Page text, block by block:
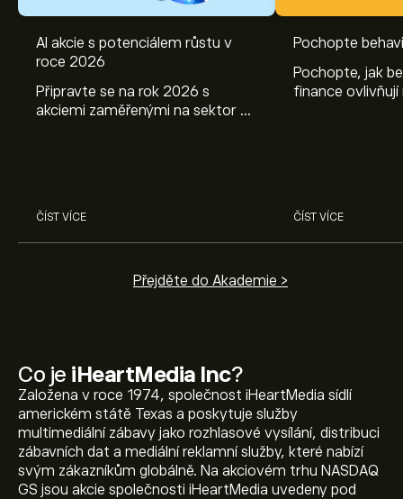
Co je iHeartMedia Inc?
Založena v roce 1974, společnost iHeartMedia sídlí
americkém státě Texas a poskytuje služby
multimediální zábavy jako rozhlasové vysílání, distribuci
zábavních dat a mediální reklamní služby, které nabízí
svým zákazníkům globálně. Na akciovém trhu NASDAQ
GS jsou akcie společnosti iHeartMedia uvedeny pod
AI akcie s potenciálem růstu v
roce 2026
Připravte se na rok 2026 s
akciemi zaměřenými na sektor AI.
ČÍST VÍCE
Pochopte
Pochopte, jak
finance
ČÍST VÍCE
Přejděte do Akademie >
Aktuální cena akcie IHRT je 3.86‎$‎.